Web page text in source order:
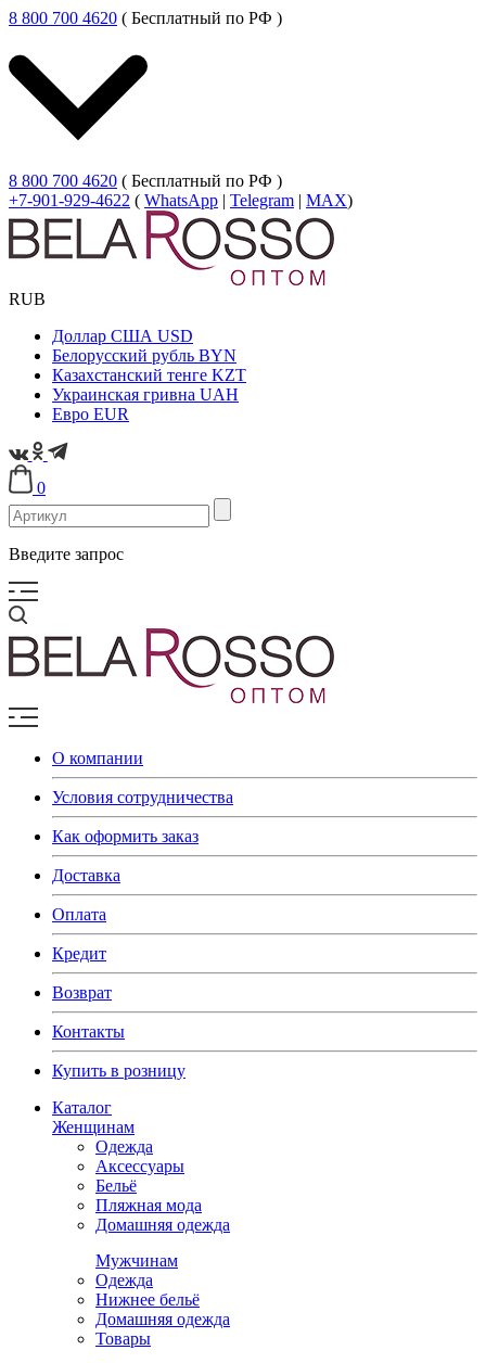
8 800 700 4620 ( Бесплатный по РФ )
8 800 700 4620 ( Бесплатный по РФ )
+7-901-929-4622 ( WhatsApp | Telegram | MAX)
RUB
Доллар США USD
Белорусский рубль BYN
Казахстанский тенге KZT
Украинская гривна UAH
Евро EUR
0
Введите запрос
О компании
Условия сотрудничества
Как оформить заказ
Доставка
Оплата
Кредит
Возврат
Контакты
Купить в розницу
Каталог
Женщинам
Одежда
Аксессуары
Бельё
Пляжная мода
Домашняя одежда
Мужчинам
Одежда
Нижнее бельё
Домашняя одежда
Товары